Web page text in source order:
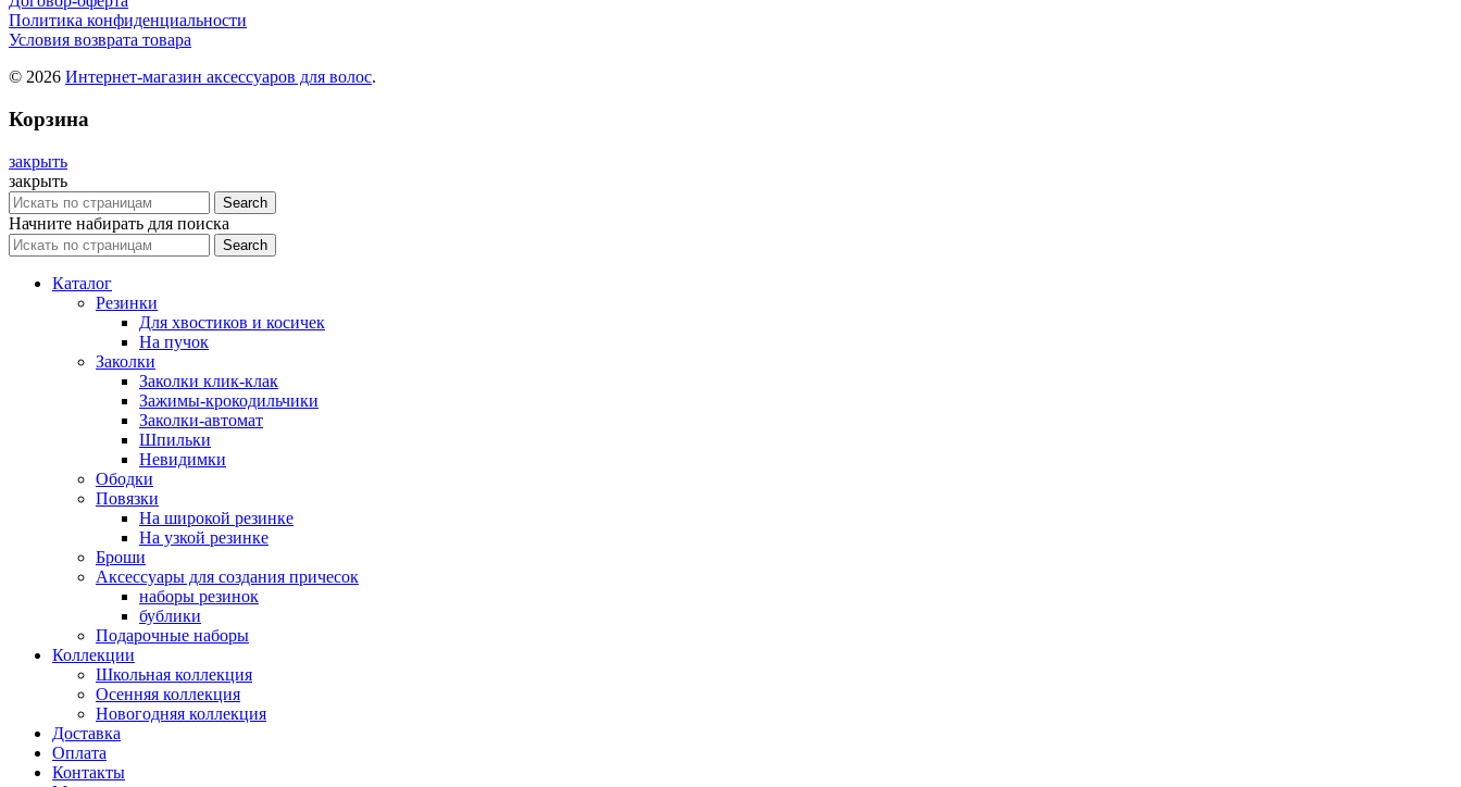
Политика конфиденциальности
Условия возврата товара
© 2026 Интернет-магазин аксессуаров для волос.
Корзина
закрыть
закрыть
Search
Начните набирать для поиска
Search
Каталог
Резинки
Для хвостиков и косичек
На пучок
Заколки
Заколки клик-клак
Зажимы-крокодильчики
Заколки-автомат
Шпильки
Невидимки
Ободки
Повязки
На широкой резинке
На узкой резинке
Броши
Аксессуары для создания причесок
наборы резинок
бублики
Подарочные наборы
Коллекции
Школьная коллекция
Осенняя коллекция
Новогодняя коллекция
Доставка
Оплата
Контакты